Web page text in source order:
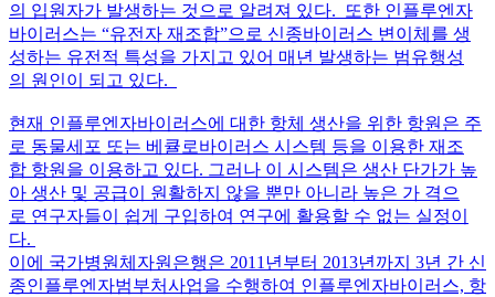
의 입원자가 발생하는 것으로 알려져 있다. 또한 인플루엔자
바이러스는 “유전자 재조합”으로 신종바이러스 변이체를 생
성하는 유전적 특성을 가지고 있어 매년 발생하는 범유행성
의 원인이 되고 있다.
현재 인플루엔자바이러스에 대한 항체 생산을 위한 항원은 주
로 동물세포 또는 베큘로바이러스 시스템 등을 이용한 재조
합 항원을 이용하고 있다. 그러나 이 시스템은 생산 단가가 높
아 생산 및 공급이 원활하지 않을 뿐만 아니라 높은 가 격으
로 연구자들이 쉽게 구입하여 연구에 활용할 수 없는 실정이
다.
이에 국가병원체자원은행은 2011년부터 2013년까지 3년 간 신
종인플루엔자범부처사업을 수행하여 인플루엔자바이러스, 항